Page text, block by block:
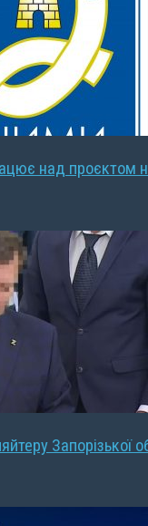
над проєктом
Запорізької